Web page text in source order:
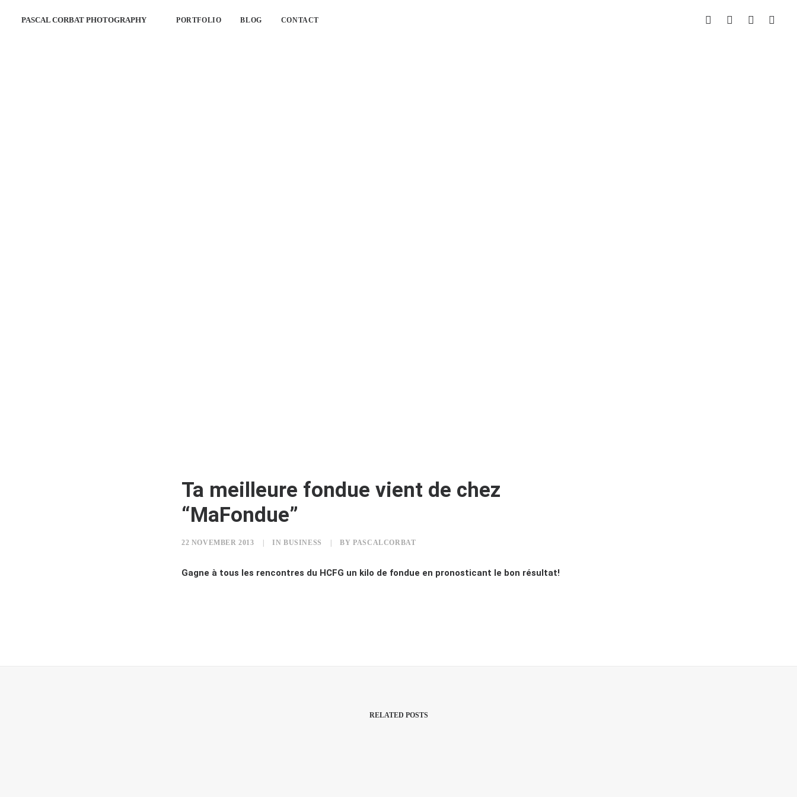
PASCAL CORBAT PHOTOGRAPHY PORTFOLIO BLOG CONTACT
Ta meilleure fondue vient de chez
“MaFondue”
22 NOVEMBER 2013 | INBUSINESS | BYPASCALCORBAT
Gagne à tous les rencontres du HCFG un kilo de fondue en pronosticant le bon résultat!
RELATED POSTS